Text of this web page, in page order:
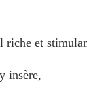
riche et
insère,